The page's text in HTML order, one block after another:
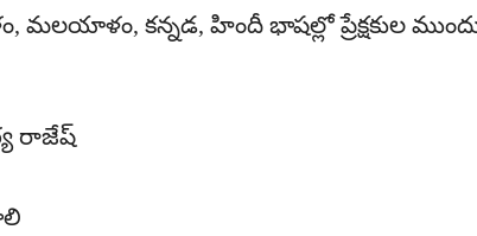
కన్నడ, హిందీ భాషల్లో ప్రేక్షకుల
రాజేష్